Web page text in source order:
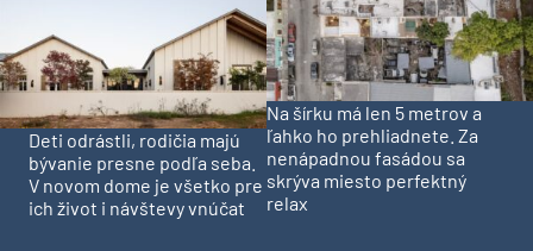
Deti odrástli, rodičia majú
bývanie presne podľa seba.
V novom dome je všetko pre
ich život i návštevy vnúčat
Na šírku má len 5 metrov a
ľahko ho prehliadnete. Za
nenápadnou fasádou sa
skrýva miesto perfektný
relax